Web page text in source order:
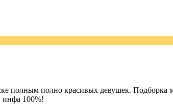
полным полно красивых девушек.
инфа 100%!